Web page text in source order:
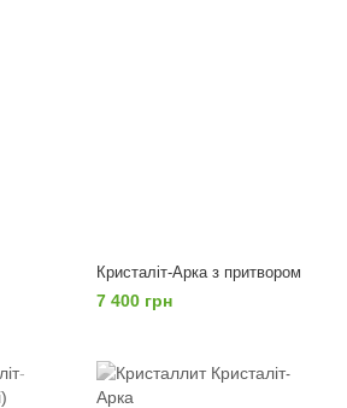
Кристаліт-Арка з притвором
7 400 грн